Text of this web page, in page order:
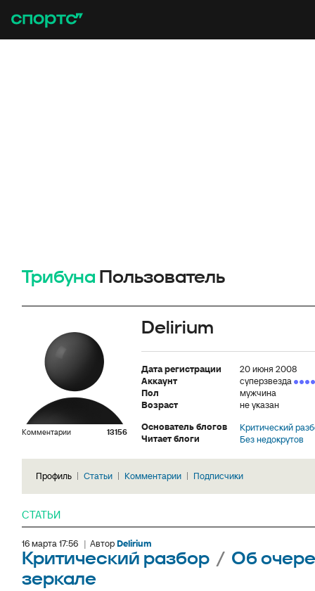
Трибуна Пользователь
Комментарии 13156
Delirium
Дата регистрации
20 июня 2008
Аккаунт
суперзвезда
Пол
мужчина
Возраст
не указан
Основатель блогов
Критический
Читает блоги
Без недокрутов
Профиль Статьи Комментарии Подписчики
СТАТЬИ
16 марта 17:56 | АвторDelirium
Критический разбор / Об
зеркале